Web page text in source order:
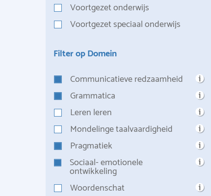
Voortgezet onderwijs
Voortgezet speciaal onderwijs
Filter op Domein
Communicatieve redzaamheid
Grammatica
Leren leren
Mondelinge taalvaardigheid
Pragmatiek
Sociaal- emotionele
ontwikkeling
Woordenschat